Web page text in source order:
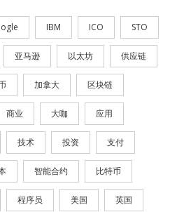
IBM ICO STO
亚马逊 以太坊 供应链
加拿大 区块链
商业 大咖 应用
技术 投资 支付
智能合约 比特币
程序员 美国 英国